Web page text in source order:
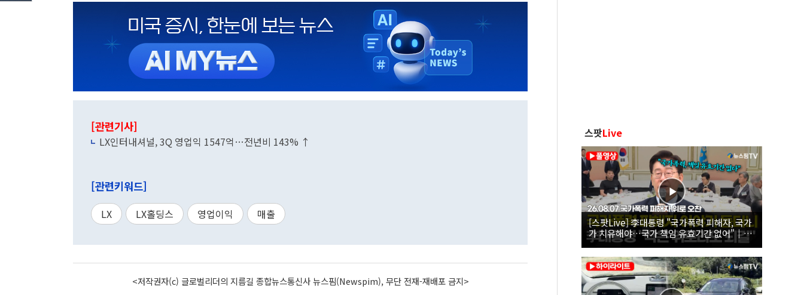
[관련기사]
LX인터내셔널, 3Q 영업익 1547억…전년비 143% ↑
[관련키워드]
LX LX홀딩스 영업이익 매출
<저작권자(c) 글로벌리더의 지름길 종합뉴스통신사 뉴스핌(Newspim), 무단 전재-재배포 금지>
스팟Live
[스팟Live] 李대통령 "국가폭력 피해자, 국가
가 치유해야…국가 책임 유효기간 없어"｜
26.08.07 국가폭력 피해자 위로 오찬